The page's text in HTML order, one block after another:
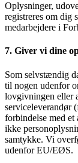
Oplysninger,
registreres om dig
medarbejdere i
7. Giver vi dine
Som selvstændig
til nogen udenfor
lovgivningen eller
serviceleverandør
forbindelse med
ikke
samtykke. Vi
udenfor EU/EØS.